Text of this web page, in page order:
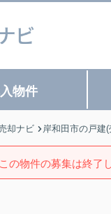
物件
却ナビ 岸和田市の戸建
この物件の募集は終了